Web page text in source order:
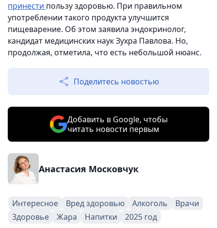
принести пользу здоровью. При правильном
употреблении такого продукта улучшится
пищеварение. Об этом заявила эндокринолог,
кандидат медицинских наук Зухра Павлова. Но,
продолжая, отметила, что есть небольшой нюанс.
Поделитесь новостью
Добавить в Google, чтобы
читать новости первым
Анастасия Московчук
Интересное Вред здоровью Алкоголь
Врачи
Здоровье
Жара Напитки 2025 год